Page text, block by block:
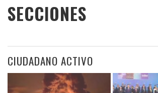
SECCIONES
CIUDADANO ACTIVO